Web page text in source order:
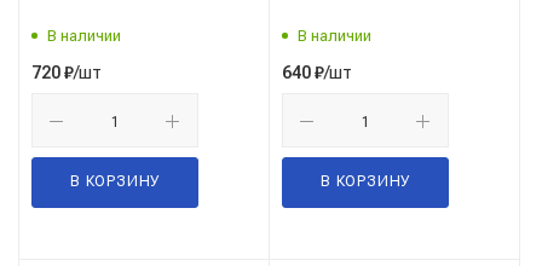
VOLKSWAGEN
В наличии
720₽/шт
В КОРЗИНУ
В наличии
640₽/шт
В КОРЗИНУ